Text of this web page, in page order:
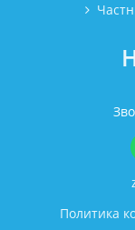
Политика